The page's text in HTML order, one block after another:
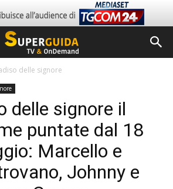
delle signore
delle signore il
puntate dal 18
Marcello e
Johnny e